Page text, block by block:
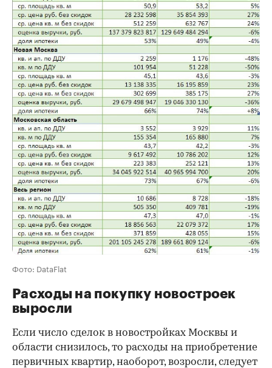
Фото: DataFlat
Расходы на покупку новостроек
выросли
Если число сделок в новостройках Москвы и
области снизилось, то расходы на приобретение
первичных квартир, наоборот, возросли, следует